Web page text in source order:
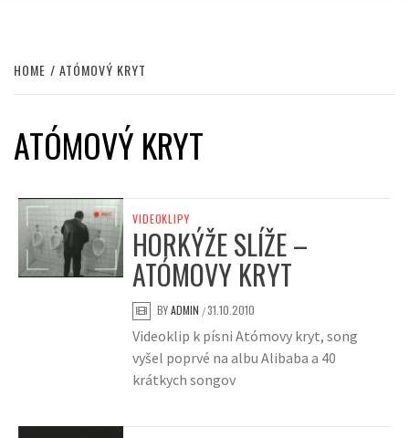
HOME ATÓMOVÝ KRYT
ATÓMOVÝ KRYT
VIDEOKLIPY
HORKÝŽE SLÍŽE –
ATÓMOVY KRYT
BYADMIN /31.10.2010
Videoklip k písni Atómovy kryt, song
vyšel poprvé na albu Alibaba a 40
krátkych songov